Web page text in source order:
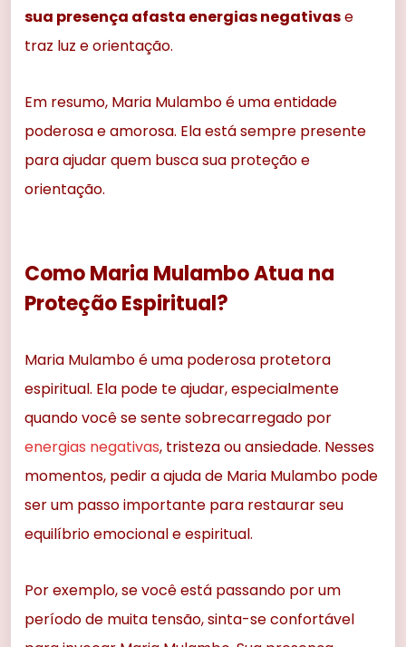
sua presença afasta energias negativase
traz luz e orientação.
Em resumo, Maria Mulambo é uma entidade
poderosa e amorosa. Ela está sempre presente
para ajudar quem busca sua proteção e
orientação.
Como Maria Mulambo Atua na
Proteção Espiritual?
Maria Mulambo é uma poderosa protetora
espiritual. Ela pode te ajudar, especialmente
quando você se sente sobrecarregado por
energias negativas, tristeza ou ansiedade. Nesses
momentos, pedir a ajuda de Maria Mulambo pode
ser um passo importante para restaurar seu
equilíbrio emocional e espiritual.
Por exemplo, se você está passando por um
período de muita tensão, sinta-se confortável